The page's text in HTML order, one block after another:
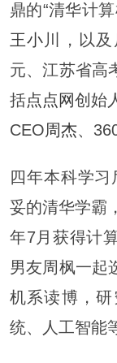
鼎的“清华计
王小 川，以
元、江苏省高
括点点网创始
CEO周杰、
四年本科学
妥的清华学霸
年7月获得计
男友周枫一起
机系读博，研
统、人工智能